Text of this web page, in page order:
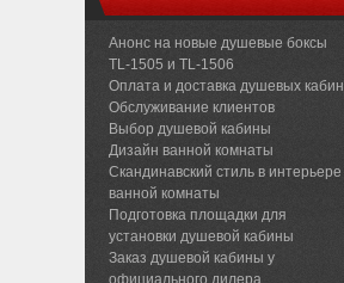
Анонс на новые душевые боксы
TL-1505 и TL-1506
Оплата и доставка душевых кабин
Обслуживание клиентов
Выбор душевой кабины
Дизайн ванной комнаты
Скандинавский стиль в интерьере
ванной комнаты
Подготовка площадки для
установки душевой кабины
Заказ душевой кабины у
официального дилера